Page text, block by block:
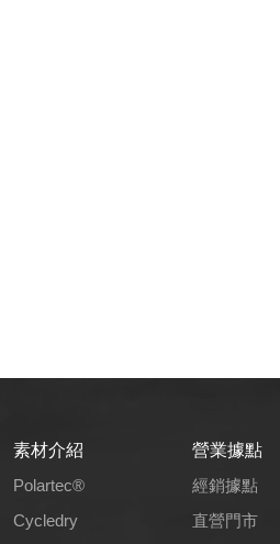
素材介紹
Polartec®
Cycledry
營業據點
經銷據點
直營門市